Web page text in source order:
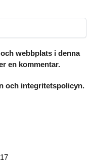
webbplats i denna
en kommentar.
och integritetspolicyn.